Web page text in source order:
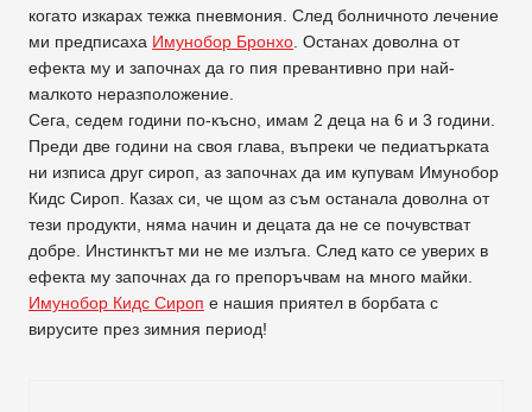
когато изкарах тежка пневмония. След болничното лечение
ми предписаха Имунобор Бронхо . Останах доволна от
ефекта му и започнах да го пия превантивно при най-
малкото неразположение.
Сега, седем години по-късно, имам 2 деца на 6 и 3 години.
Преди две години на своя глава, въпреки че педиатърката
ни изписа друг сироп, аз започнах да им купувам Имунобор
Кидс Сироп. Казах си, че щом аз съм останала доволна от
тези продукти, няма начин и децата да не се почувстват
добре. Инстинктът ми не ме излъга. След като се уверих в
ефекта му започнах да го препоръчвам на много майки.
Имунобор Кидс Сироп е нашия приятел в борбата с
вирусите през зимния период!